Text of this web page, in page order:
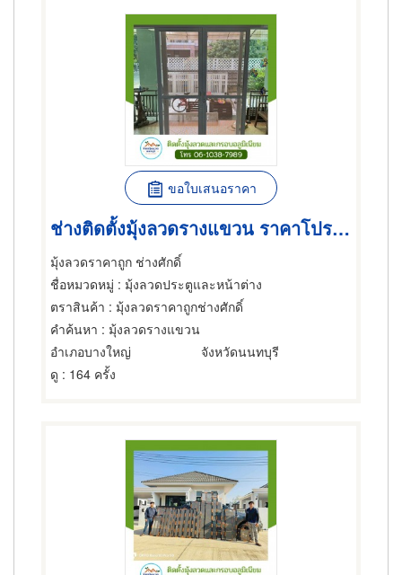
ขอใบเสนอราคา
ช่างติดตั้งมุ้งลวดรางแขวน ราคาโปรโมชั่น
มุ้งลวดราคาถูก ช่างศักดิ์
ชื่อหมวดหมู่ : มุ้งลวดประตูและหน้าต่าง
ตราสินค้า : มุ้งลวดราคาถูกช่างศักดิ์
คำค้นหา : มุ้งลวดรางแขวน
อำเภอบางใหญ่
จังหวัดนนทบุรี
ดู : 164 ครั้ง